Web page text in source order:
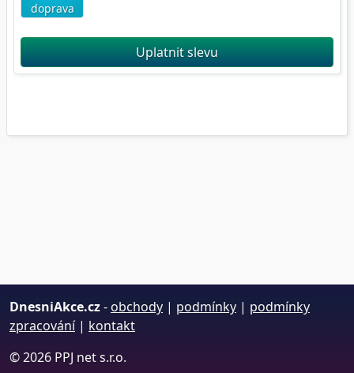
doprava
Uplatnit slevu
DnesniAkce.cz-obchody | podmínky | podmínky
zpracování| kontakt
© 2026 PPJ net s.r.o.